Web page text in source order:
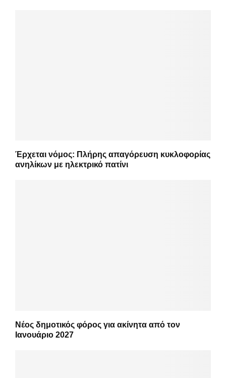
Έρχεται νόμος: Πλήρης απαγόρευση κυκλοφορίας
ανηλίκων με ηλεκτρικό πατίνι
Νέος δημοτικός φόρος για ακίνητα από τον
Ιανουάριο 2027